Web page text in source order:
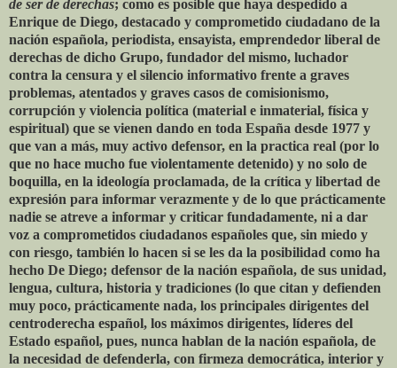
de ser de derechas; como es posible que haya despedido a
Enrique de Diego, destacado y comprometido ciudadano de la
nación española, periodista, ensayista, emprendedor liberal de
derechas de dicho Grupo, fundador del mismo, luchador
contra la censura y el silencio informativo frente a graves
problemas, atentados y graves casos de comisionismo,
corrupción y violencia política (material e inmaterial, física y
espiritual) que se vienen dando en toda España desde 1977 y
que van a más, muy activo defensor, en la practica real (por lo
que no hace mucho fue violentamente detenido) y no solo de
boquilla, en la ideología proclamada, de la crítica y libertad de
expresión para informar verazmente y de lo que prácticamente
nadie se atreve a informar y criticar fundadamente, ni a dar
voz a comprometidos ciudadanos españoles que, sin miedo y
con riesgo, también lo hacen si se les da la posibilidad como ha
hecho De Diego; defensor de la nación española, de sus unidad,
lengua, cultura, historia y tradiciones (lo que citan y defienden
muy poco, prácticamente nada, los principales dirigentes del
centroderecha español, los máximos dirigentes, líderes del
Estado español, pues, nunca hablan de la nación española, de
la necesidad de defenderla, con firmeza democrática, interior y